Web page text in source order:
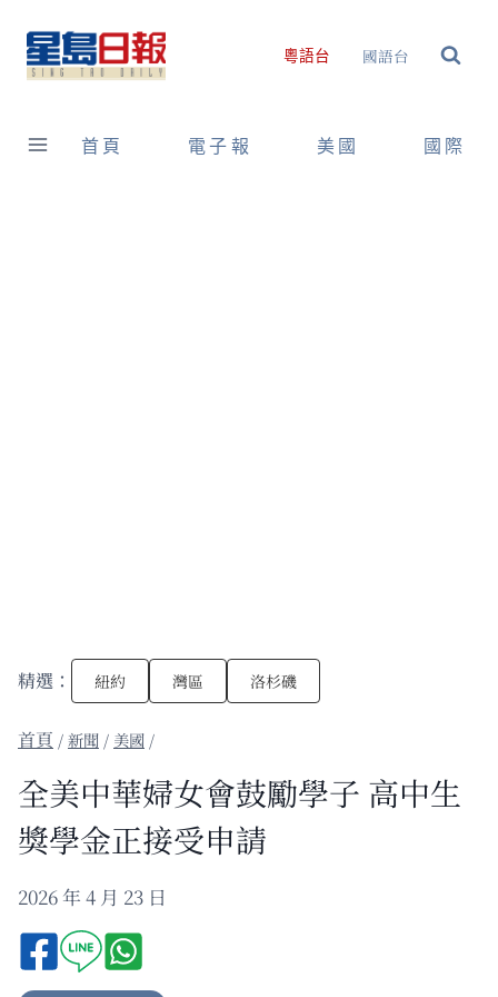
content
粵語台 國語台
首頁 電子報 美國 國際
精選： 紐約 灣區 洛杉磯
/新聞 / 美國 /
全美中華婦女會鼓勵學子 高中生
獎學金正接受申請
2026 年 4 月 23 日